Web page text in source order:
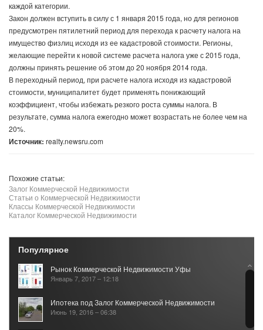
каждой категории.
Закон должен вступить в силу с 1 января 2015 года, но для регионов
предусмотрен пятилетний период для перехода к расчету налога на
имущество физлиц исходя из ее кадастровой стоимости. Регионы,
желающие перейти к новой системе расчета налога уже с 2015 года,
должны принять решение об этом до 20 ноября 2014 года.
В переходный период, при расчете налога исходя из кадастровой
стоимости, муниципалитет будет применять понижающий
коэффициент, чтобы избежать резкого роста суммы налога. В
результате, сумма налога ежегодно может возрастать не более чем на
20%.
Источник: realty.newsru.com
Похожие статьи:
Залог Коммерческой Недвижимости
Статьи о Коммерческой Недвижимости
Классы Коммерческой Недвижимости
Каталог Коммерческой Недвижимости
Популярное
Рынок Коммерческой Недвижимости Уфы
Январь 7, 2017 – 12:18
Ипотека под Залог Коммерческой Недвижимости
Июнь 19, 2016 – 06:38